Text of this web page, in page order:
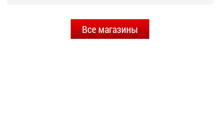
Все магазины